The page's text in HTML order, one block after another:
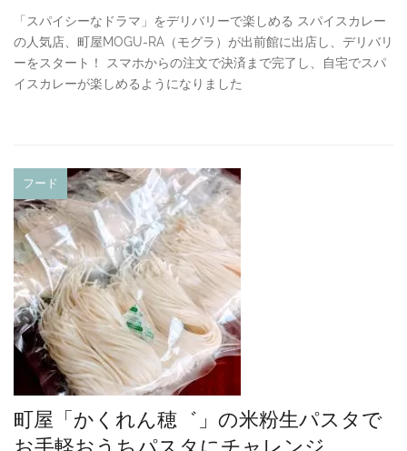
「スパイシーなドラマ」をデリバリーで楽しめる スパイスカレー
の人気店、町屋MOGU-RA（モグラ）が出前館に出店し、デリバリ
ーをスタート！ スマホからの注文で決済まで完了し、自宅でスパ
イスカレーが楽しめるようになりました
フード
町屋「かくれん穂゛」の米粉生パスタで
お手軽おうちパスタにチャレンジ